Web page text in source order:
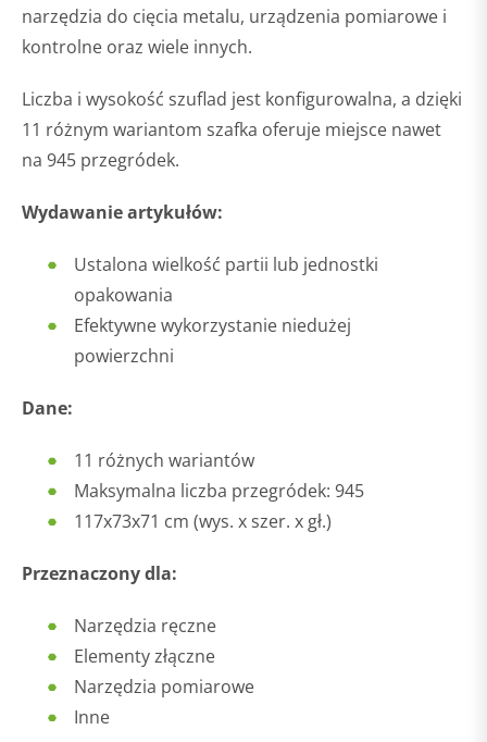
narzędzia do cięcia metalu, urządzenia pomiarowe i
kontrolne oraz wiele innych.
Liczba i wysokość szuflad jest konfigurowalna, a dzięki
11 różnym wariantom szafka oferuje miejsce nawet
na 945 przegródek.
Wydawanie artykułów:
Ustalona wielkość partii lub jednostki
opakowania
Efektywne wykorzystanie niedużej
powierzchni
Dane:
11 różnych wariantów
Maksymalna liczba przegródek: 945
117x73x71 cm (wys. x szer. x gł.)
Przeznaczony dla:
Narzędzia ręczne
Elementy złączne
Narzędzia pomiarowe
Inne